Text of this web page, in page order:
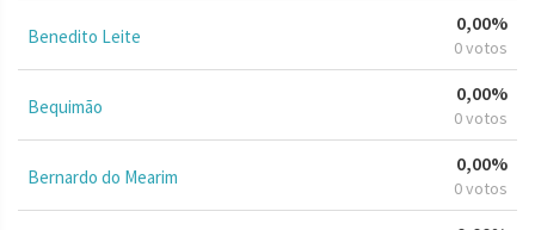
Benedito Leite
0,00%
0 votos
Bequimão
0,00%
0 votos
Bernardo do Mearim
0,00%
0 votos